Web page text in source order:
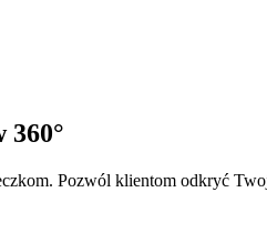
360°
Pozwól klientom odkryć